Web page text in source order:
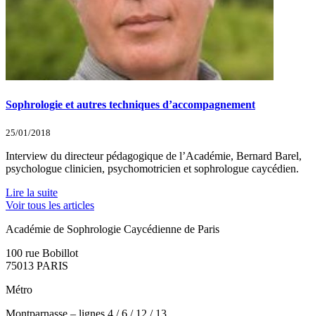
Sophrologie et autres techniques d’accompagnement
25/01/2018
Interview du directeur pédagogique de l’Académie, Bernard Barel,
psychologue clinicien, psychomotricien et sophrologue caycédien.
Lire la suite
Voir tous les articles
Académie de Sophrologie Caycédienne de Paris
100 rue Bobillot
75013 PARIS
Métro
Montparnasse – lignes 4 / 6 / 12 / 13